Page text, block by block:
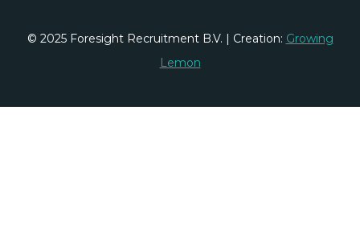
© 2025 Foresight Recruitment B.V. | Creation: Growing
Lemon